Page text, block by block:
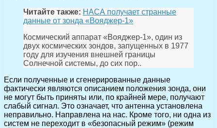
Читайте также: НАСА получает странные
данные от зонда «Вояджер-1»
Космический аппарат «Вояджер-1», один из
двух космических зондов, запущенных в 1977
году для изучения внешней границы
Солнечной системы, до сих пор..
Если полученные и сгенерированные данные
фактически являются описанием положения зонда, они
не могут быть приняты или, по крайней мере, получают
слабый сигнал. Это означает, что антенна установлена
неправильно. Направлена на нас. Кроме того, ни одна из
систем не переходит в «безопасный режим» (режим